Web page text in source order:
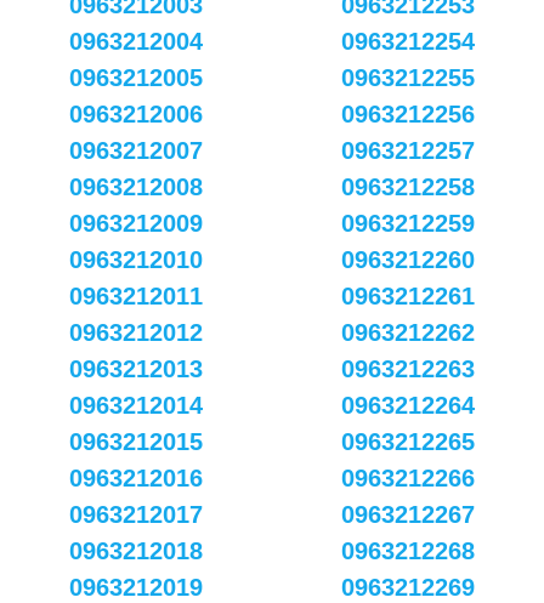
0963212004
0963212005
0963212006
0963212007
0963212008
0963212009
0963212010
0963212011
0963212012
0963212013
0963212014
0963212015
0963212016
0963212017
0963212018
0963212019
0963212254
0963212255
0963212256
0963212257
0963212258
0963212259
0963212260
0963212261
0963212262
0963212263
0963212264
0963212265
0963212266
0963212267
0963212268
0963212269